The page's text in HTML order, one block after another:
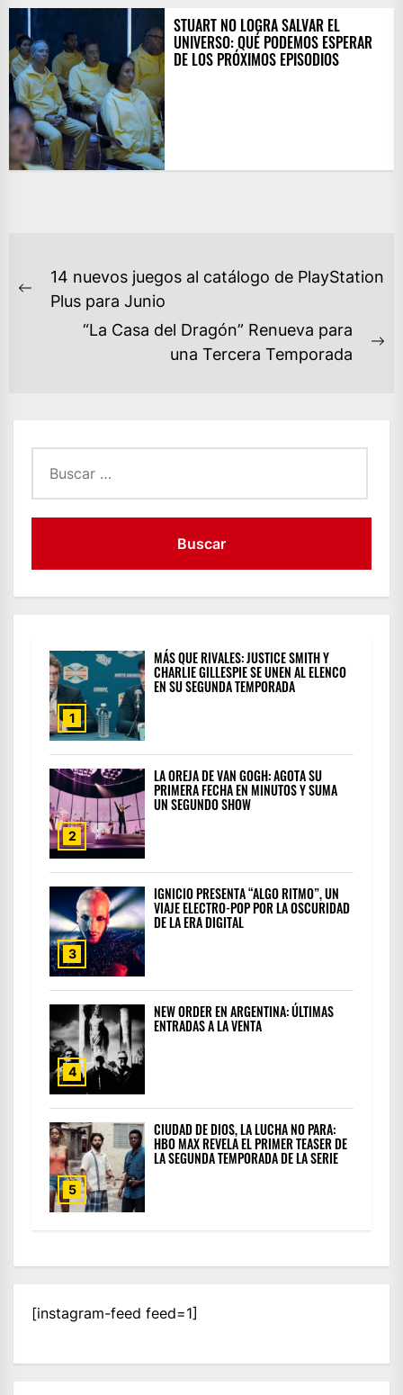
STUART NO LOGRA SALVAR EL
UNIVERSO: QUÉ PODEMOS ESPERAR
DE LOS PRÓXIMOS EPISODIOS
NAVEGACIÓN
DE
ENTRADAS
Previous
14 nuevos juegos al catálogo de PlayStation
Plus para Junio
“La Casa del Dragón” Renueva para
una Tercera Temporada
1
MÁS QUE RIVALES: JUSTICE SMITH Y
CHARLIE GILLESPIE SE UNEN AL ELENCO
EN SU SEGUNDA TEMPORADA
2
LA OREJA DE VAN GOGH: AGOTA SU
PRIMERA FECHA EN MINUTOS Y SUMA
UN SEGUNDO SHOW
3
IGNICIO PRESENTA “ALGO RITMO”, UN
VIAJE ELECTRO-POP POR LA OSCURIDAD
DE LA ERA DIGITAL
4
NEW ORDER EN ARGENTINA: ÚLTIMAS
ENTRADAS A LA VENTA
5
CIUDAD DE DIOS, LA LUCHA NO PARA:
HBO MAX REVELA EL PRIMER TEASER DE
LA SEGUNDA TEMPORADA DE LA SERIE
[instagram-feed feed=1]